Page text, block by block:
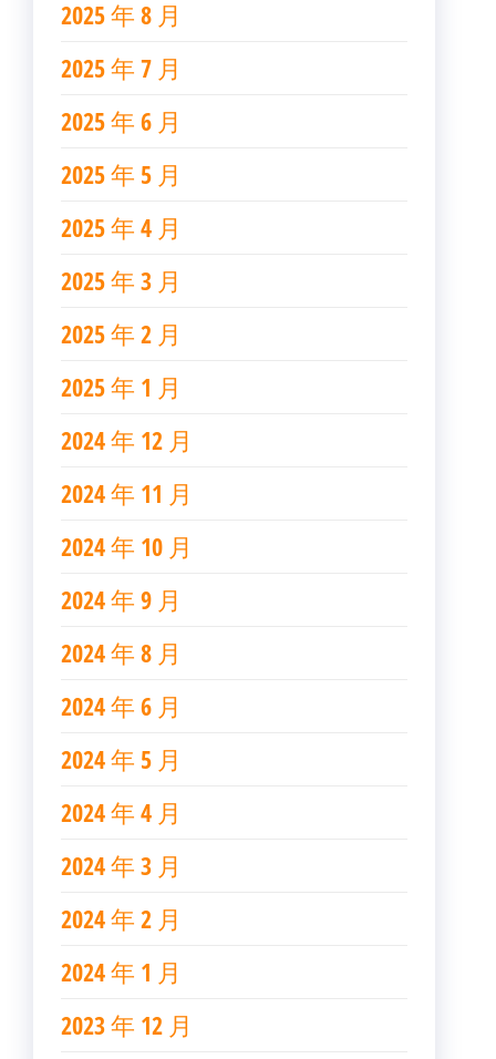
2025 年 8 月
2025 年 7 月
2025 年 6 月
2025 年 5 月
2025 年 4 月
2025 年 3 月
2025 年 2 月
2025 年 1 月
2024 年 12 月
2024 年 11 月
2024 年 10 月
2024 年 9 月
2024 年 8 月
2024 年 6 月
2024 年 5 月
2024 年 4 月
2024 年 3 月
2024 年 2 月
2024 年 1 月
2023 年 12 月